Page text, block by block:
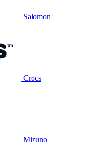
Salomon
Crocs
Mizuno